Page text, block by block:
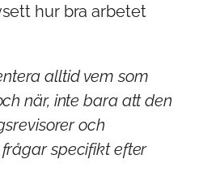
hur bra arbetet
alltid vem som
när, inte bara att den
och
specifikt efter